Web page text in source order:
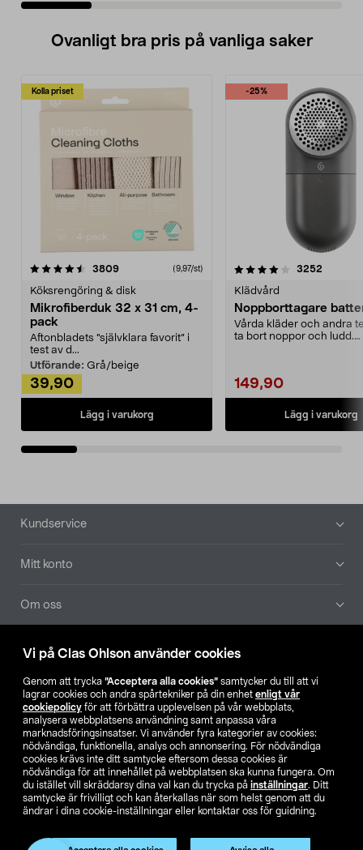
Vi på Clas Ohlson använder cookies
Genom att trycka ”Acceptera alla cookies” samtycker du till att vi
lagrar cookies och andra spårtekniker på din enhet enligt vår
cookiepolicy för att förbättra upplevelsen på vår webbplats,
analysera webbplatsens användning samt anpassa våra
marknadsföringsinsatser. Vi använder fyra kategorier av cookies:
nödvändiga, funktionella, analys och annonsering. För nödvändiga
cookies krävs inte ditt samtycke eftersom dessa cookies är
nödvändiga för att innehållet på webbplatsen ska kunna fungera. Om
du istället vill skräddarsy dina val kan du trycka på inställningar. Ditt
samtycke är frivilligt och kan återkallas när som helst genom att du
ändrar i dina cookie-inställningar eller kontaktar oss för guidning.
Ovanligt bra pris på vanliga saker
Kolla priset
3809recensioner (9,97/st)
Köksrengöring & disk
Mikrofiberduk 32 x 31 cm, 4-
pack
Aftonbladets "självklara favorit” i
test av d...
Utförande: Grå/beige
39,90
Lägg i varukorg
-25%
4.0av 5 stjärnor 3252
Klädvård
Noppborttagare
Vårda kläder och andra
ta bort noppor och ludd.
149,90
Lägg i varukorg
4.5av 5 stjärnor
Sidfot
Kundservice
Mitt konto
Om oss
Aktuellt
Våra bolag
Hitta butik
SE NO FI